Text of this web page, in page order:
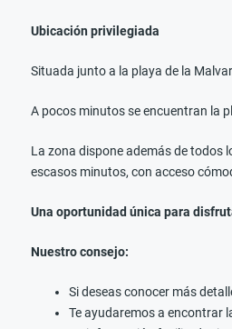
Ubicación privilegiada
Situada junto a la playa de la
A pocos minutos se encuentran la
La zona dispone además de todos
escasos minutos, con acceso
Una oportunidad única para
Nuestro consejo:
Si deseas conocer más
Te ayudaremos a encontrar